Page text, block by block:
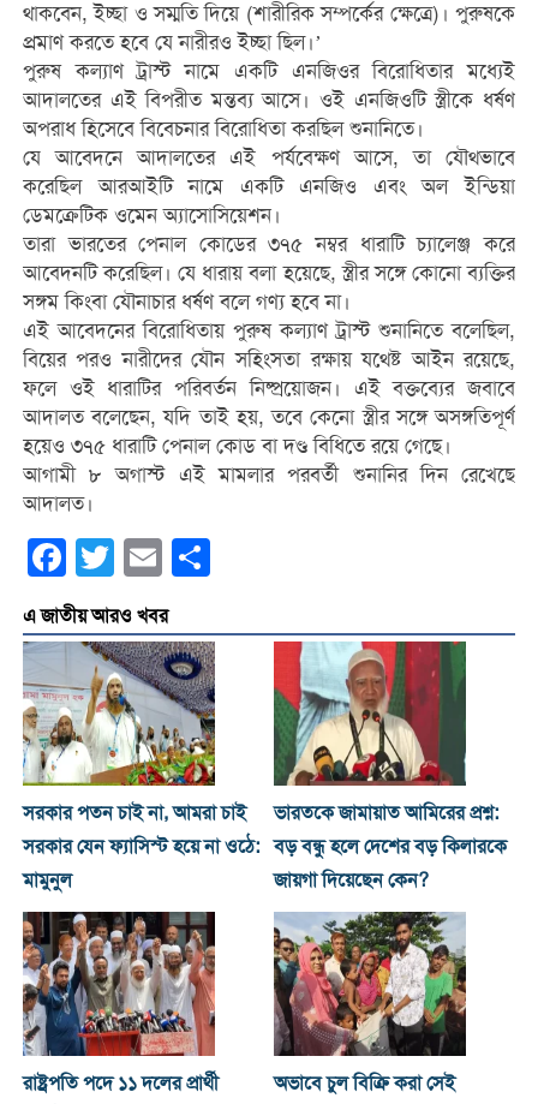
থাকবেন, ইচ্ছা ও সম্মতি দিয়ে (শারীরিক সম্পর্কের ক্ষেত্রে)। পুরুষকে
প্রমাণ করতে হবে যে নারীরও ইচ্ছা ছিল।’
পুরুষ কল্যাণ ট্রাস্ট নামে একটি এনজিওর বিরোধিতার মধ্যেই
আদালতের এই বিপরীত মন্তব্য আসে। ওই এনজিওটি স্ত্রীকে ধর্ষণ
অপরাধ হিসেবে বিবেচনার বিরোধিতা করছিল শুনানিতে।
যে আবেদনে আদালতের এই পর্যবেক্ষণ আসে, তা যৌথভাবে
করেছিল আরআইটি নামে একটি এনজিও এবং অল ইন্ডিয়া
ডেমক্রেটিক ওমেন অ্যাসোসিয়েশন।
তারা ভারতের পেনাল কোডের ৩৭৫ নম্বর ধারাটি চ্যালেঞ্জ করে
আবেদনটি করেছিল। যে ধারায় বলা হয়েছে, স্ত্রীর সঙ্গে কোনো ব্যক্তির
সঙ্গম কিংবা যৌনাচার ধর্ষণ বলে গণ্য হবে না।
এই আবেদনের বিরোধিতায় পুরুষ কল্যাণ ট্রাস্ট শুনানিতে বলেছিল,
বিয়ের পরও নারীদের যৌন সহিংসতা রক্ষায় যথেষ্ট আইন রয়েছে,
ফলে ওই ধারাটির পরিবর্তন নিষ্প্রয়োজন। এই বক্তব্যের জবাবে
আদালত বলেছেন, যদি তাই হয়, তবে কেনো স্ত্রীর সঙ্গে অসঙ্গতিপূর্ণ
হয়েও ৩৭৫ ধারাটি পেনাল কোড বা দণ্ড বিধিতে রয়ে গেছে।
আগামী ৮ অগাস্ট এই মামলার পরবর্তী শুনানির দিন রেখেছে
আদালত।
Facebook
Twitter Email
এ জাতীয় আরও খবর
সরকার পতন চাই না, আমরা চাই
সরকার যেন ফ্যাসিস্ট হয়ে না ওঠে:
মামুনুল
ভারতকে জামায়াত আমিরের প্রশ্ন:
বড় বন্ধু হলে দেশের বড় কিলারকে
জায়গা দিয়েছেন কেন?
রাষ্ট্রপতি পদে ১১ দলের প্রার্থী
অভাবে চুল বিক্রি করা সেই